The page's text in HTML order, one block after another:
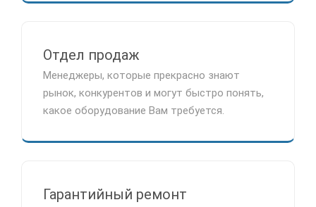
Отдел продаж
Менеджеры, которые прекрасно знают
рынок, конкурентов и могут быстро понять,
какое оборудование Вам требуется.
Гарантийный ремонт